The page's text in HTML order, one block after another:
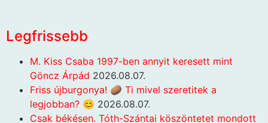
Legfrissebb
M. Kiss Csaba 1997-ben annyit keresett mint
Göncz Árpád 2026.08.07.
Friss újburgonya! 🥔 Ti mivel szeretitek a
legjobban? 😊 2026.08.07.
Csak békésen. Tóth-Szántai köszöntetet mondott